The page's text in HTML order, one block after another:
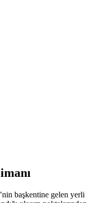
başkentine gelen yerli